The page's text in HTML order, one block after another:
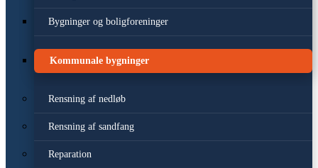
Bygninger og boligforeninger
Kommunale bygninger
Rensning af nedløb
Rensning af sandfang
Reparation